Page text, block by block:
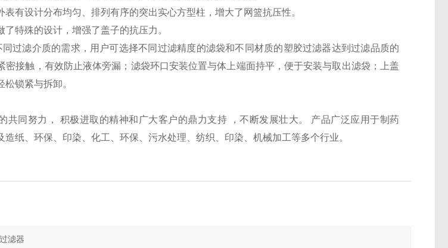
表有设计分布均匀、排列有序的突出实心方型柱，增大了网篮抗压性。
了特殊的设计，增强了盖子的抗压力。
过滤介质的需求，用户可选择不同过滤精度的滤袋和不同材质的塑胶过滤器达到过滤品质的
密接触，有效防止液体旁漏；滤袋环口安装位置与体上端面持平，便于安装与取出滤袋；上盖
锁紧与拆卸。
同努力， 积极进取的精神和广大客户的鼎力支持 ，不断发展壮大。 产品广泛应用于制药
纸、环保、印染、化工、环保、污水处理、纺织、印染、机械加工等多个行业。